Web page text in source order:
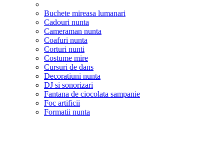
Buchete mireasa lumanari
Cadouri nunta
Cameraman nunta
Coafuri nunta
Corturi nunti
Costume mire
Cursuri de dans
Decoratiuni nunta
DJ si sonorizari
Fantana de ciocolata sampanie
Foc artificii
Formatii nunta